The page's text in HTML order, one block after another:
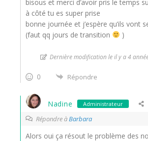
bisous et merci d’avoir pris le temps
à côté tu es super prise
bonne journée et j’espère qu’ils vont
(faut qq jours de transition
)
Dernière modification le il y a 4
0 Répondre
Nadine Administrateur
Répondre àBarbara
Alors oui ça résout le problème des